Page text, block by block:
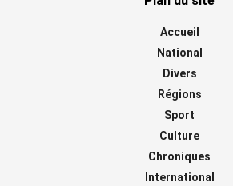
Accueil
National
Divers
Régions
Sport
Culture
Chroniques
International